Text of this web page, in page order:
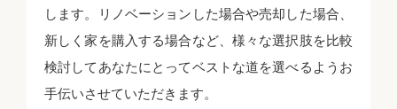
します。リノベーションした場合や売却した場合、
新しく家を購入する場合など、様々な選択肢を比較
検討してあなたにとってベストな道を選べるようお
手伝いさせていただきます。